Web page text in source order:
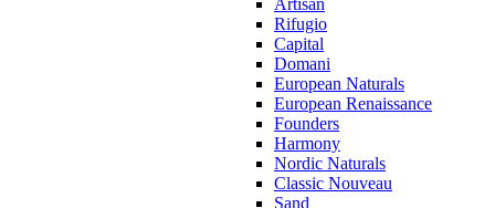
Rifugio
Capital
Domani
European Naturals
European Renaissance
Founders
Harmony
Nordic Naturals
Classic Nouveau
Sand